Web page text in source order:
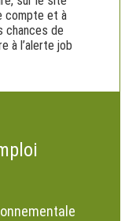
compte et à
chances de
à l’alerte job